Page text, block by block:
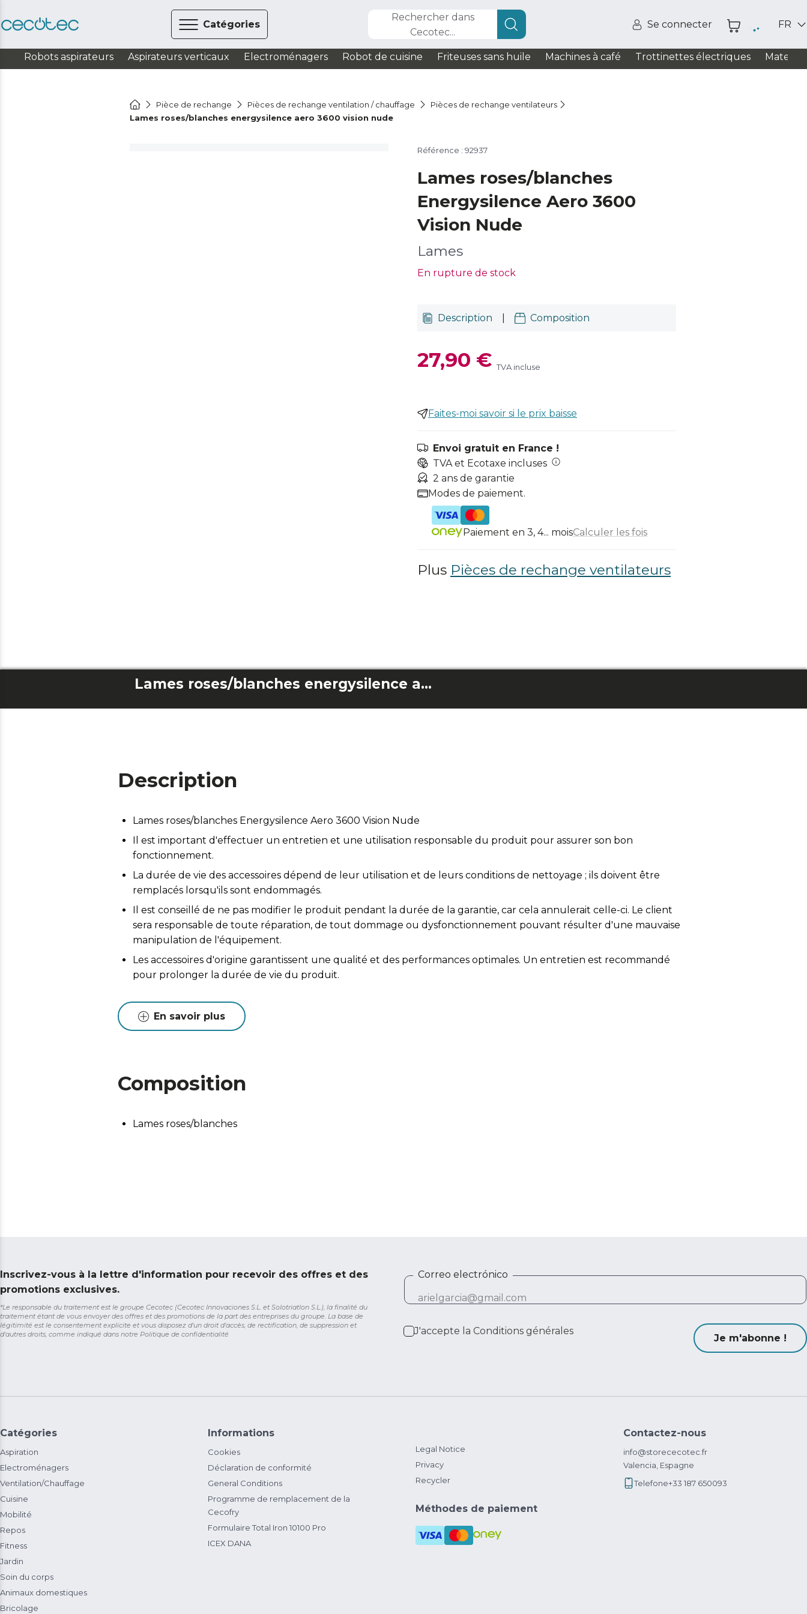
Catégories
Rechercher dans
Cecotec...
Se connecter FR
Robots aspirateurs Aspirateurs verticaux Electroménagers Robot de cuisine Friteuses sans huile Machines à café Trottinettes électriques Matelas
Pièce de rechange Pièces de rechange ventilation / chauffage
Pièces de rechange ventilateurs
Lames roses/blanches energysilence aero 3600 vision nude
Référence : 92937
Lames roses/blanches
Energysilence Aero 3600
Vision Nude
Lames
En rupture de stock
Description Composition
27,90 € TVA incluse
Faites-moi savoir si le prix baisse
Envoi gratuit en France !
TVA et Ecotaxe incluses
2 ans de garantie
Modes de paiement.
Paiement en 3, 4... moisCalculer les fois
Plus Pièces de rechange ventilateurs
Lames roses/blanches energysilence aero 3600 vision nude
Description
Lames roses/blanches Energysilence Aero 3600 Vision Nude
Il est important d'effectuer un entretien et une utilisation responsable du produit pour assurer son bon
fonctionnement.
La durée de vie des accessoires dépend de leur utilisation et de leurs conditions de nettoyage ; ils doivent être
remplacés lorsqu'ils sont endommagés.
Il est conseillé de ne pas modifier le produit pendant la durée de la garantie, car cela annulerait celle-ci. Le client
sera responsable de toute réparation, de tout dommage ou dysfonctionnement pouvant résulter d'une mauvaise
manipulation de l'équipement.
Les accessoires d'origine garantissent une qualité et des performances optimales. Un entretien est recommandé
pour prolonger la durée de vie du produit.
En savoir plus
Composition
Lames roses/blanches
Inscrivez-vous à la lettre d'information pour recevoir des offres et des
promotions exclusives.
*Le responsable du traitement est le groupe Cecotec (Cecotec Innovaciones S.L. et Solotriatlon S.L.), la finalité du
traitement étant de vous envoyer des offres et des promotions de la part des entreprises du groupe. La base de
légitimité est le consentement explicite et vous disposez d'un droit d'accès, de rectification, de suppression et
d'autres droits, comme indiqué dans notre Politique de confidentialité
Correo electrónico
J'accepte la Conditions générales
Je m'abonne !
Catégories
Aspiration
Electroménagers
Ventilation/Chauffage
Cuisine
Mobilité
Repos
Fitness
Jardin
Soin du corps
Animaux domestiques
Bricolage
Informations
Cookies
Déclaration de conformité
General Conditions
Programme de remplacement de la
Cecofry
Formulaire Total Iron 10100 Pro
ICEX DANA
Legal Notice
Privacy
Recycler
Méthodes de paiement
Contactez-nous
info@storececotec.fr
Valencia, Espagne
Telefone+33 187 650093